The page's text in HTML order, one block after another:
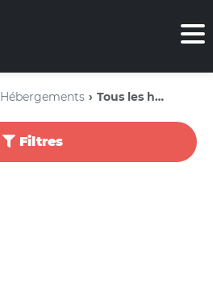
Hébergements Tous les hébergements
Filtres